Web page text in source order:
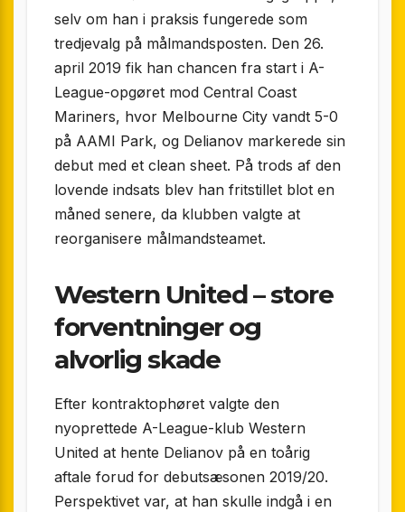
selv om han i praksis fungerede som
tredjevalg på målmandsposten. Den 26.
april 2019 fik han chancen fra start i A-
League-opgøret mod Central Coast
Mariners, hvor Melbourne City vandt 5-0
på AAMI Park, og Delianov markerede sin
debut med et clean sheet. På trods af den
lovende indsats blev han fritstillet blot en
måned senere, da klubben valgte at
reorganisere målmandsteamet.
Western United – store
forventninger og
alvorlig skade
Efter kontraktophøret valgte den
nyoprettede A-League-klub Western
United at hente Delianov på en toårig
aftale forud for debutsæsonen 2019/20.
Perspektivet var, at han skulle indgå i en